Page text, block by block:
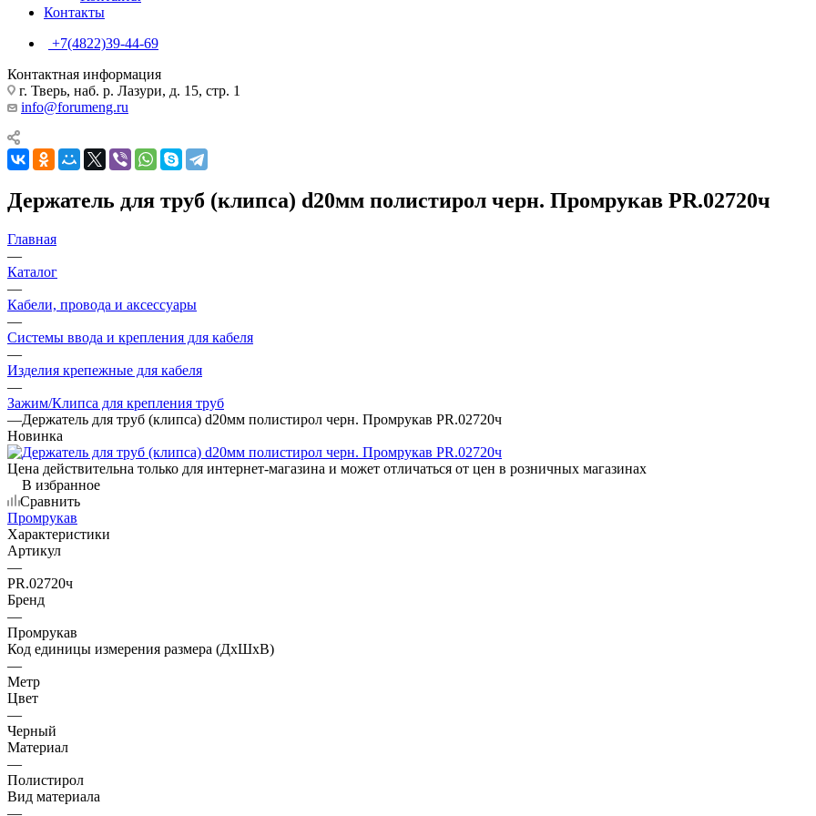
Контакты
+7(4822)39-44-69
Контактная информация
г. Тверь, наб. р. Лазури, д. 15, стр. 1
info@forumeng.ru
Держатель для труб (клипса) d20мм полистирол черн. Промрукав PR.02720ч
Главная
—
Каталог
—
Кабели, провода и аксессуары
—
Системы ввода и крепления для кабеля
—
Изделия крепежные для кабеля
—
Зажим/Клипса для крепления труб
—Держатель для труб (клипса) d20мм полистирол черн. Промрукав PR.02720ч
Новинка
Цена действительна только для интернет-магазина и может отличаться от цен в розничных магазинах
В избранное
Сравнить
Промрукав
Характеристики
Артикул
—
PR.02720ч
Бренд
—
Промрукав
Код единицы измерения размера (ДхШхВ)
—
Метр
Цвет
—
Черный
Материал
—
Полистирол
Вид материала
—